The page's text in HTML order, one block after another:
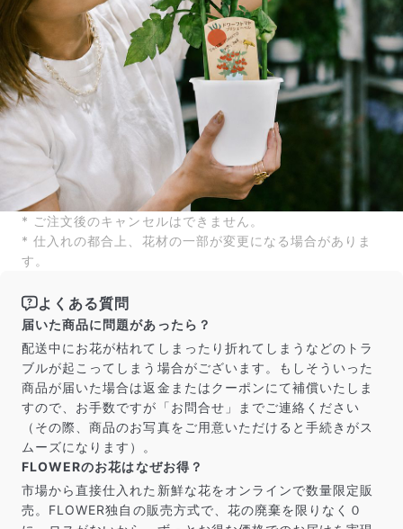
* ご注文後のキャンセルはできません。
* 仕入れの都合上、花材の一部が変更になる場合がありま
す。
よくある質問
届いた商品に問題があったら？
配送中にお花が枯れてしまったり折れてしまうなどのトラ
ブルが起こってしまう場合がございます。もしそういった
商品が届いた場合は返金またはクーポンにて補償いたしま
すので、お手数ですが「お問合せ」までご連絡ください
（その際、商品のお写真をご用意いただけると手続きがス
ムーズになります）。
FLOWERのお花はなぜお得？
市場から直接仕入れた新鮮な花をオンラインで数量限定販
売。FLOWER独自の販売方式で、花の廃棄を限りなく０